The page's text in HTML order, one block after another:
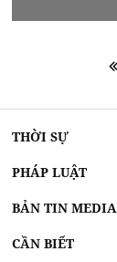
THỜI SỰ
PHÁP LUẬT
BẢN TIN MEDIA
CẦN BIẾT